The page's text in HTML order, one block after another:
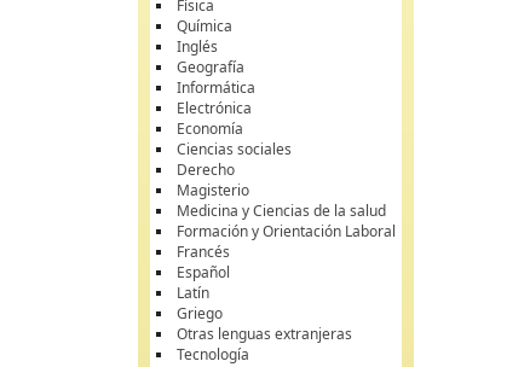
Física
Química
Inglés
Geografía
Informática
Electrónica
Economía
Ciencias sociales
Derecho
Magisterio
Medicina y Ciencias de la salud
Formación y Orientación Laboral
Francés
Español
Latín
Griego
Otras lenguas extranjeras
Tecnología